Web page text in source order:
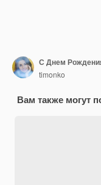
timonko
Вам также могут